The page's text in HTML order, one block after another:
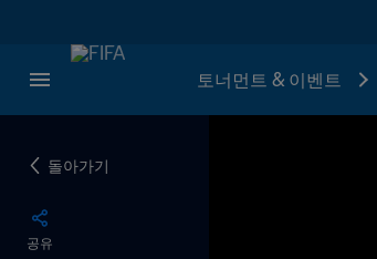
토너먼트 & 이벤트
돌아가기
공유